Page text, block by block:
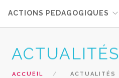
ACTIONS PEDAGOGIQUES
ACTUALITÉS
ACCUEIL ACTUALITÉS